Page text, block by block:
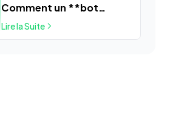
Comment un **bot
TikTok** suralimente
votre stratégie
Lire la Suite